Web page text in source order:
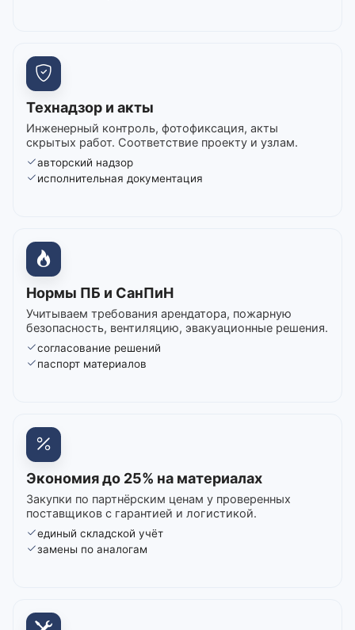
Технадзор и акты
Инженерный контроль, фотофиксация, акты
скрытых работ. Соответствие проекту и узлам.
авторский надзор
исполнительная документация
Нормы ПБ и СанПиН
Учитываем требования арендатора, пожарную
безопасность, вентиляцию, эвакуационные решения.
согласование решений
паспорт материалов
Экономия до 25% на материалах
Закупки по партнёрским ценам у проверенных
поставщиков с гарантией и логистикой.
единый складской учёт
замены по аналогам